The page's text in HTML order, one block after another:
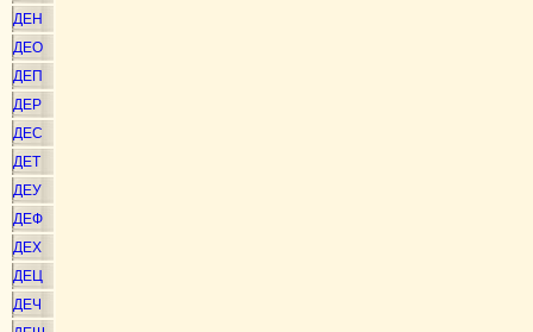
ДЕН
ДЕО
ДЕП
ДЕР
ДЕС
ДЕТ
ДЕУ
ДЕФ
ДЕХ
ДЕЦ
ДЕЧ